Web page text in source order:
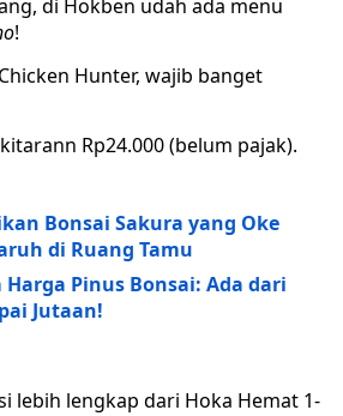
di Hokben udah ada menu
!
Hunter, wajib banget
Rp24.000 (belum pajak).
Bonsai Sakura yang Oke
di Ruang Tamu
Pinus Bonsai: Ada dari
Jutaan!
lebih lengkap dari Hoka Hemat 1-